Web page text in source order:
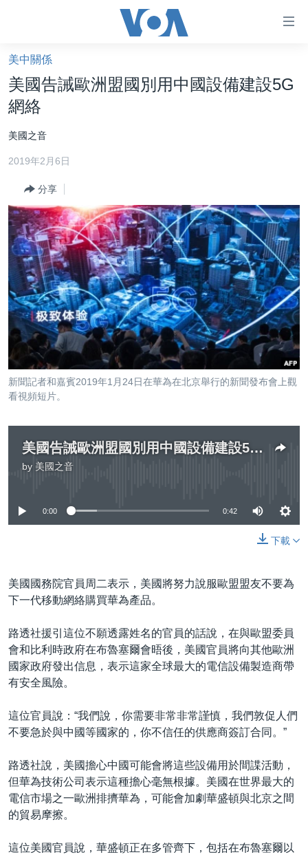
礙
鏈
接
跳
轉
內
轉
跳
轉
到
美國大選2024
海外港人
新聞自由
揭謊頻道
美國
中國
國際
經貿
視頻
每日視頻新聞
美國專訊
視頻存檔
音頻
新聞音頻
海外港人
關注我們
美中關係
美國告誡歐洲盟國別用中國設備建設5G
網絡
美國之音
2019年2月6日
分享
新聞記者和嘉賓2019年1月24日在華為在北京舉行的新聞發布會上觀
看視頻短片。
美國告誡歐洲盟國別用中國設備建設5G網絡
by 美國之音
0:00 0:42
下載
美國國務院官員周二表示，美國將努力說服歐盟盟友不要為
下一代移動網絡購買華為產品。
路透社援引這位不願透露姓名的官員的話說，在與歐盟委員
會和比利時政府在布魯塞爾會晤後，美國官員將向其他歐洲
國家政府發出信息，表示這家全球最大的電信設備製造商帶
有安全風險。
這位官員說：“我們說，你需要非常非常謹慎，我們敦促人們
不要急於與中國等國家的，你不信任的供應商簽訂合同。”
路透社說，美國擔心中國可能會將這些設備用於間諜活動，
但華為技術公司表示這種擔心毫無根據。美國在世界最大的
電信市場之一歐洲排擠華為，可能會加劇華盛頓與北京之間
的貿易摩擦。
這位美國官員說，華盛頓正在多管齊下，包括在布魯塞爾以